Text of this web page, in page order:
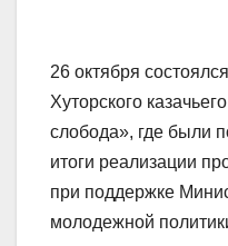
26 октября
Хуторского
слобода», где были
итоги реализации
при поддержке
молодежной